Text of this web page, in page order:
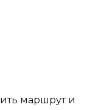
маршрут и